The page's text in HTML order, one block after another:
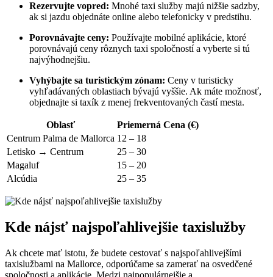
Rezervujte vopred: Mnohé taxi služby majú nižšie sadzby,
ak si jazdu objednáte online alebo telefonicky v predstihu.
Porovnávajte ceny: Používajte mobilné aplikácie, ktoré
porovnávajú ceny rôznych taxi spoločností a vyberte si tú
najvýhodnejšiu.
Vyhýbajte sa turistickým zónam: Ceny v turisticky
vyhľadávaných oblastiach bývajú vyššie. Ak máte možnosť,
objednajte si taxík z menej frekventovaných častí mesta.
Oblasť
Priemerná Cena (€)
Centrum Palma de Mallorca 12 – 18
Letisko → Centrum
25 – 30
Magaluf
15 – 20
Alcúdia
25 – 35
Kde nájsť najspoľahlivejšie taxislužby
Ak chcete mať istotu, že budete cestovať s najspoľahlivejšími
taxislužbami na Mallorce, odporúčame sa zamerať na osvedčené
spoločnosti a aplikácie. Medzi najpopulárnejšie a